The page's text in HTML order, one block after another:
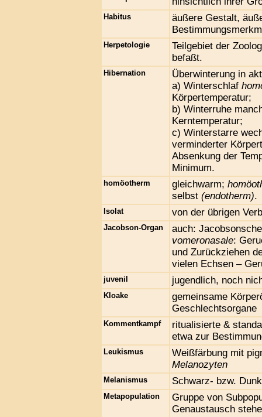
Habitus
äußere Gestalt,
Herpetologie
Teilgebiet der
befaßt.
Hibernation
Überwinterung in
a) Winterschlaf
Körpertemperatur;
b) Winterruhe
Kerntemperatur;
c) Winterstarre
verminderter
Absenkung der
Minimum.
homöotherm gleichwarm;
selbst (endotherm).
Isolat von der übrigen
Jacobson-Organ
auch:
vomeronasale:
und Zurückziehen
vielen Echsen –
juvenil jugendlich, noch
Kloake
gemeinsame
Geschlechtsorgane
Kommentkampf
ritualisierte &
etwa zur
Leukismus
Weißfärbung mit
Melanozyten
Melanismus Schwarz- bzw.
Metapopulation
Gruppe von
Genaustausch